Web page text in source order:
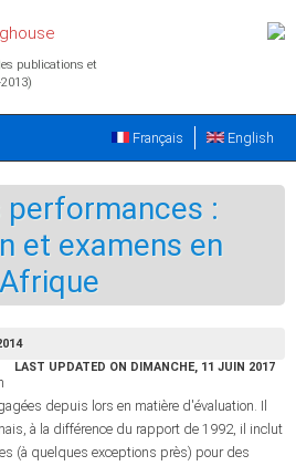
publications et
English
Français
performances :
et examens en
Afrique
LAST UPDATED ON DIMANCHE, 11 JUIN 2017
depuis lors en matière d'évaluation. Il
à la différence du rapport de 1992, il inclut
(à quelques exceptions près) pour des